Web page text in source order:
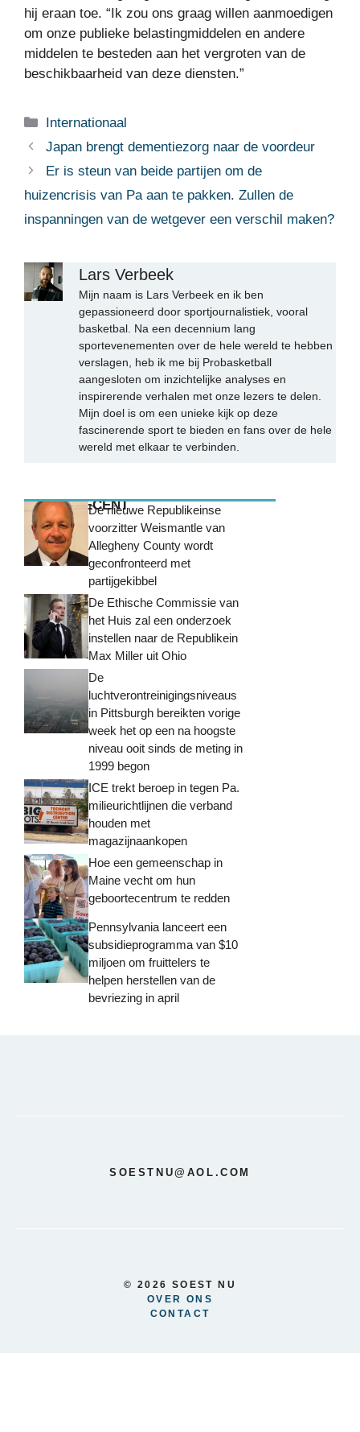
hij eraan toe. “Ik zou ons graag willen aanmoedigen
om onze publieke belastingmiddelen en andere
middelen te besteden aan het vergroten van de
beschikbaarheid van deze diensten.”
Categorieën
Internationaal
Japan brengt dementiezorg naar de voordeur
Er is steun van beide partijen om de
huizencrisis van Pa aan te pakken. Zullen de
inspanningen van de wetgever een verschil maken?
Lars Verbeek
Mijn naam is Lars Verbeek en ik ben
gepassioneerd door sportjournalistiek, vooral
basketbal. Na een decennium lang
sportevenementen over de hele wereld te hebben
verslagen, heb ik me bij Probasketball
aangesloten om inzichtelijke analyses en
inspirerende verhalen met onze lezers te delen.
Mijn doel is om een unieke kijk op deze
fascinerende sport te bieden en fans over de hele
wereld met elkaar te verbinden.
MEEST RECENTDe nieuwe Republikeinse
voorzitter Weismantle van
Allegheny County wordt
geconfronteerd met
partijgekibbel
De Ethische Commissie van
het Huis zal een onderzoek
instellen naar de Republikein
Max Miller uit Ohio
De
luchtverontreinigingsniveaus
in Pittsburgh bereikten vorige
week het op een na hoogste
niveau ooit sinds de meting in
1999 begon
ICE trekt beroep in tegen Pa.
milieurichtlijnen die verband
houden met
magazijnaankopen
Hoe een gemeenschap in
Maine vecht om hun
geboortecentrum te redden
Pennsylvania lanceert een
subsidieprogramma van $10
miljoen om fruittelers te
helpen herstellen van de
bevriezing in april
SOESTNU@AOL.COM
© 2026 SOEST NU
OVER ONS
CONTACT